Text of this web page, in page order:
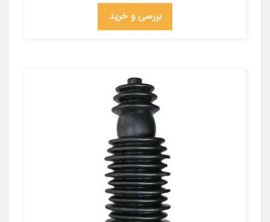
بررسی و خرید